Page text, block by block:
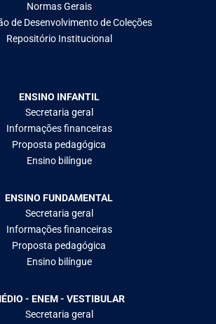
Normas Gerais
de Desenvolvimento de Coleções
Repositório Institucional
ENSINO INFANTIL
Secretaria geral
Informações financeiras
Proposta pedagógica
Ensino bilíngue
ENSINO FUNDAMENTAL
Secretaria geral
Informações financeiras
Proposta pedagógica
Ensino bilíngue
- ENEM - VESTIBULAR
Secretaria geral